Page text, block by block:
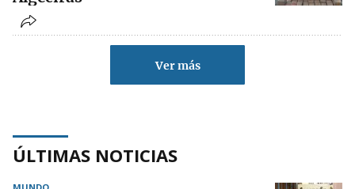
Ver más
ÚLTIMAS NOTICIAS